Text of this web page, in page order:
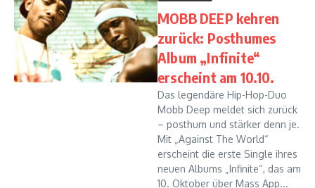
MOBB DEEP kehren
zurück: Posthumes
Album „Infinite“
erscheint am 10.10.
Das legendäre Hip-Hop-Duo
Mobb Deep meldet sich zurück
– posthum und stärker denn je.
Mit „Against The World“
erscheint die erste Single ihres
neuen Albums „Infinite“, das am
10. Oktober über Mass App...